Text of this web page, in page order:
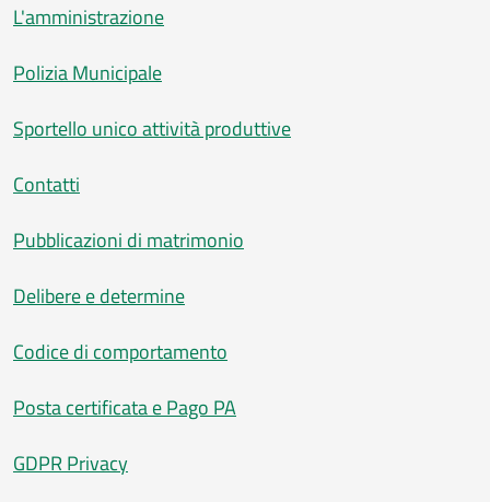
L'amministrazione
Polizia Municipale
Sportello unico attività produttive
Contatti
Pubblicazioni di matrimonio
Delibere e determine
Codice di comportamento
Posta certificata e Pago PA
GDPR Privacy